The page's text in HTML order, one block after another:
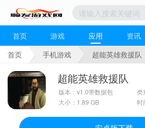
首页 游戏 应用 资讯
首页
手机游戏 超能英雄救援队
超能英雄救援队
版本：v1.0带数据包
大小：1.89 GB
类
时